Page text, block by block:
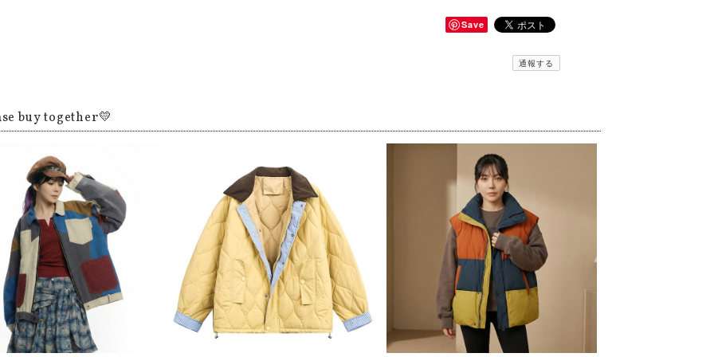
Save
通報する
buy together💛